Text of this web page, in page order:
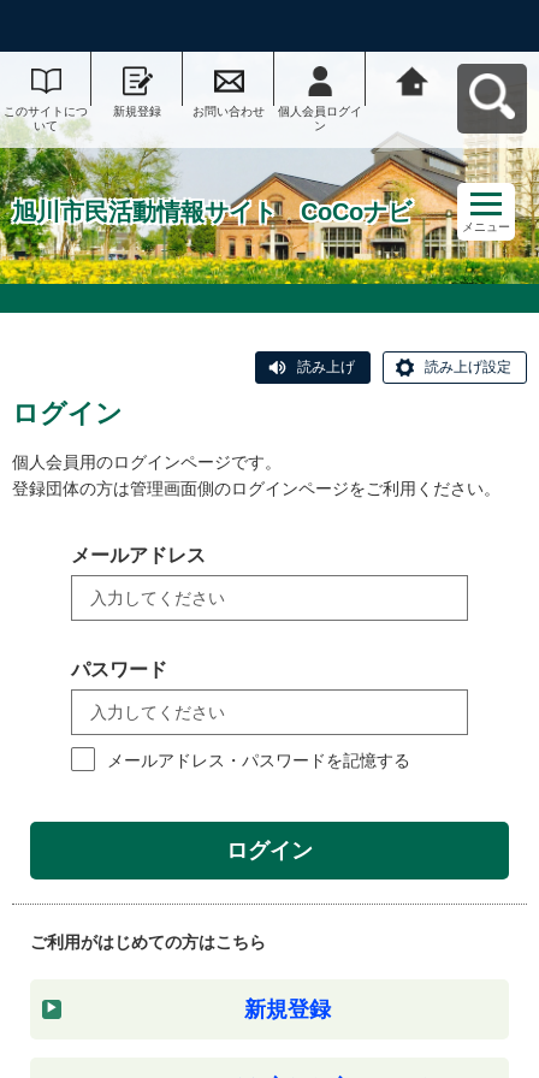
このサイトにつ
いて
新規登録 お問い合わせ
個人会員ログイ
ン
ナビへ戻る
旭川市民活動情報サイト CoCoナビ
メニュー
読み上げ 読み上げ設定
ログイン
個人会員用のログインページです。
登録団体の方は管理画面側のログインページをご利用ください。
メールアドレス
パスワード
メールアドレス・パスワードを記憶する
ログイン
ご利用がはじめての方はこちら
新規登録